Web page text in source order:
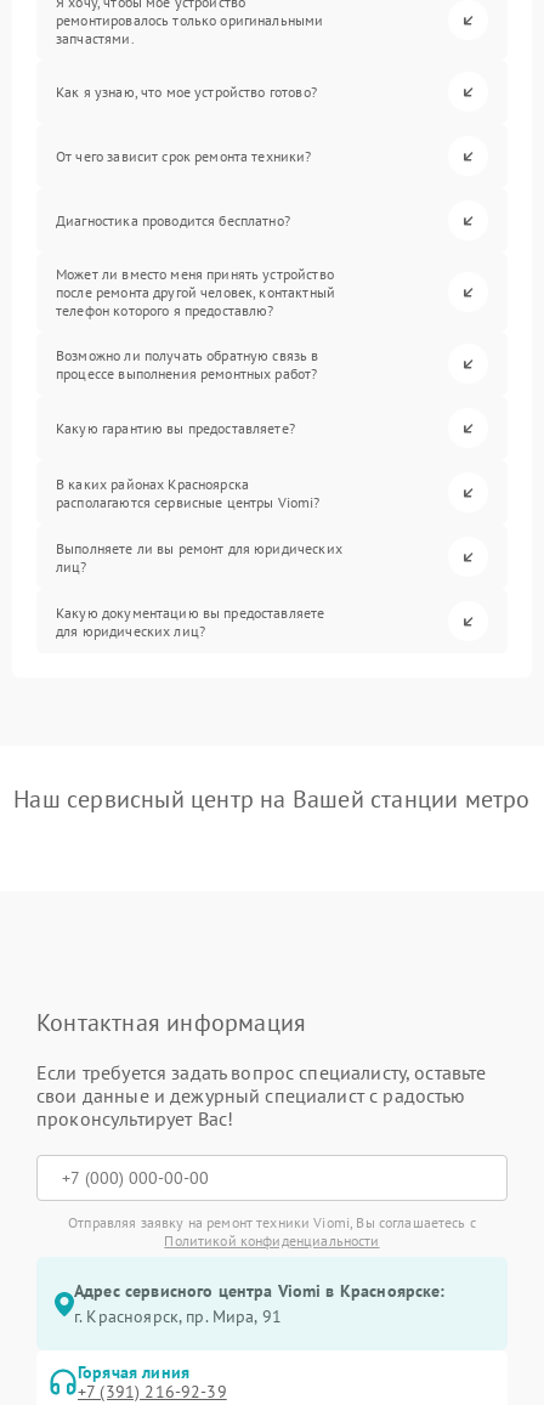
ремонтировалось только оригинальными
запчастями.
Как я узнаю, что мое устройство готово?
От чего зависит срок ремонта техники?
Диагностика проводится бесплатно?
Может ли вместо меня принять устройство
после ремонта другой человек, контактный
телефон которого я предоставлю?
Возможно ли получать обратную связь в
процессе выполнения ремонтных работ?
Какую гарантию вы предоставляете?
В каких районах Красноярска
располагаются сервисные центры Viomi?
Выполняете ли вы ремонт для юридических
лиц?
Какую документацию вы предоставляете
для юридических лиц?
Наш сервисный центр на Вашей станции метро
Контактная информация
Если требуется задать вопрос специалисту, оставьте
свои данные и дежурный специалист с радостью
проконсультирует Вас!
Отправляя заявку на ремонт техники Viomi, Вы соглашаетесь с
Политикой конфиденциальности
Адрес сервисного центра Viomi в Красноярске:
г. Красноярск, ​пр. Мира, 91
Горячая линия
+7 (391) 216-92-39